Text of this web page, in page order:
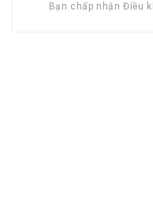
Bạn chấp nhận Điều